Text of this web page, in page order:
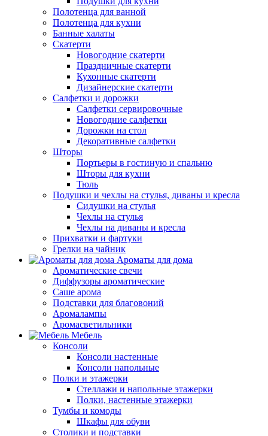
Полотенца для ванной
Полотенца для кухни
Банные халаты
Скатерти
Новогодние скатерти
Праздничные скатерти
Кухонные скатерти
Дизайнерские скатерти
Салфетки и дорожки
Салфетки сервировочные
Новогодние салфетки
Дорожки на стол
Декоративные салфетки
Шторы
Портьеры в гостиную и спальню
Шторы для кухни
Тюль
Подушки и чехлы на стулья, диваны и кресла
Сидушки на стулья
Чехлы на стулья
Чехлы на диваны и кресла
Прихватки и фартуки
Грелки на чайник
Ароматы для дома
Ароматические свечи
Диффузоры ароматические
Саше арома
Подставки для благовоний
Аромалампы
Аромасветильники
Мебель
Консоли
Консоли настенные
Консоли напольные
Полки и этажерки
Стеллажи и напольные этажерки
Полки, настенные этажерки
Тумбы и комоды
Шкафы для обуви
Столики и подставки